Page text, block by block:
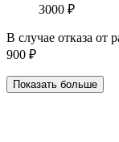
3000 ₽
В случае отказа от
900 ₽
Показать больше